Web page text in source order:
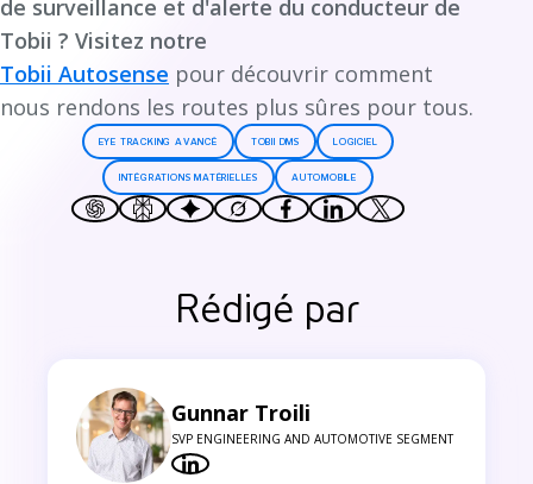
de surveillance et d'alerte du conducteur de
Tobii ? Visitez notre
Tobii Autosense pour découvrir comment
nous rendons les routes plus sûres pour tous.
EYE TRACKING AVANCÉ TOBII DMS LOGICIEL
INTÉGRATIONS MATÉRIELLES AUTOMOBILE
Rédigé par
Gunnar Troili
SVP ENGINEERING AND AUTOMOTIVE SEGMENT